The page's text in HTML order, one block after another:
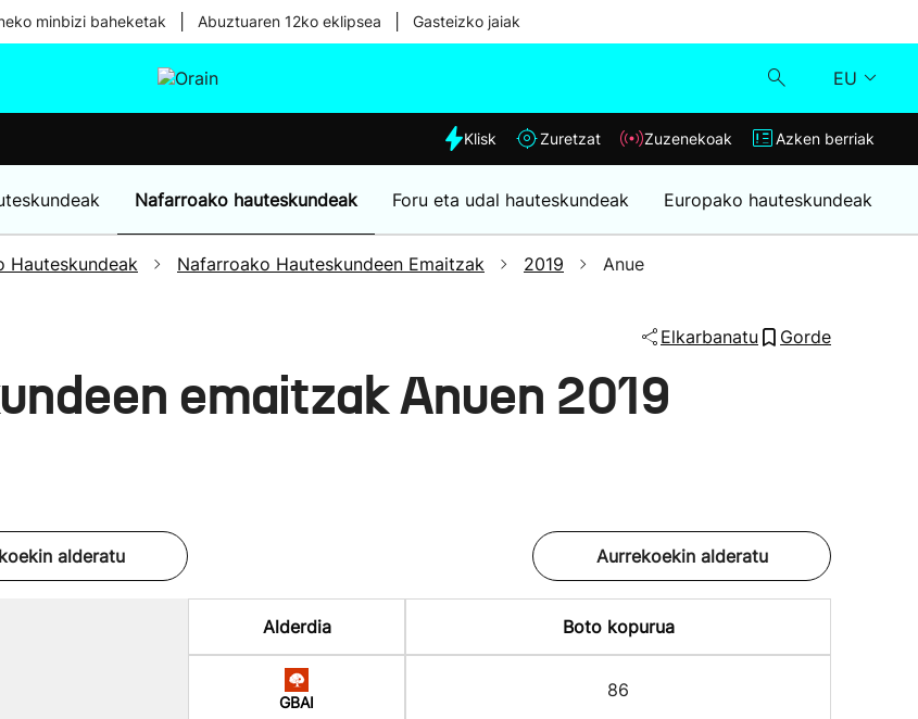
minbizi baheketak Abuztuaren 12ko eklipsea Gasteizko jaiak
EU
Eguraldia
Klisk
Zuzenekoak
Azken berriak
Klisk Zuretzat Zuzenekoak Azken berriak
Nafarroako hauteskundeak Foru eta udal hauteskundeak Europako hauteskundeak
Hauteskundeak Nafarroako Hauteskundeen Emaitzak 2019 Anue
Elkarbanatu Gorde
emaitzak Anuen 2019
alderatu Aurrekoekin alderatu
Alderdia Boto kopurua
GBAI
86